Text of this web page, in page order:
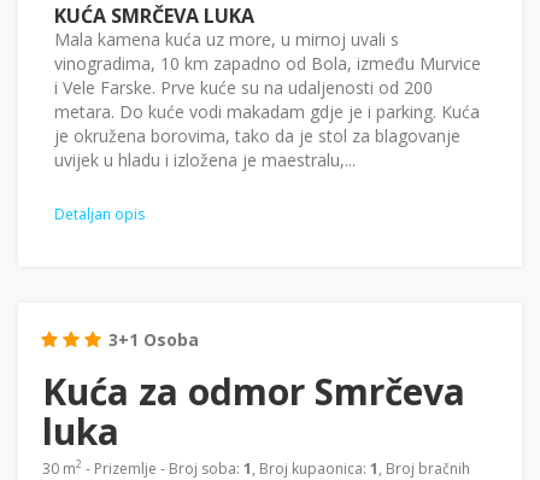
KUĆA SMRČEVA LUKA
Mala kamena kuća uz more, u mirnoj uvali s
vinogradima, 10 km zapadno od Bola, između Murvice
i Vele Farske. Prve kuće su na udaljenosti od 200
metara. Do kuće vodi makadam gdje je i parking. Kuća
je okružena borovima, tako da je stol za blagovanje
uvijek u hladu i izložena je maestralu,...
Detaljan opis
3+1 Osoba
Kuća za odmor Smrčeva
luka
30 m2 - Prizemlje - Broj soba: 1, Broj kupaonica: 1, Broj bračnih